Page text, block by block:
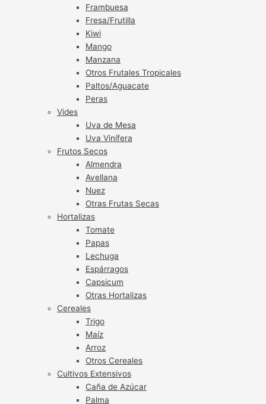
Frambuesa
Fresa/Frutilla
Kiwi
Mango
Manzana
Otros Frutales Tropicales
Paltos/Aguacate
Peras
Vides
Uva de Mesa
Uva Vinífera
Frutos Secos
Almendra
Avellana
Nuez
Otras Frutas Secas
Hortalizas
Tomate
Papas
Lechuga
Espárragos
Capsicum
Otras Hortalizas
Cereales
Trigo
Maíz
Arroz
Otros Cereales
Cultivos Extensivos
Caña de Azúcar
Palma